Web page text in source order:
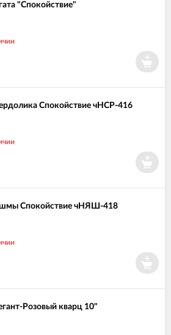
"Спокойствие"
Спокойствие чНСР-416
Спокойствие чНЯШ-418
Розовый кварц 10"